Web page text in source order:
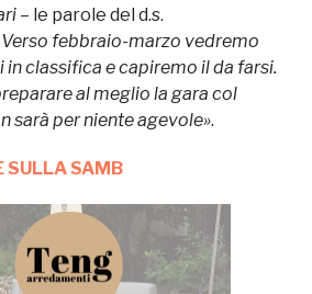
– le parole del d.s.
Verso febbraio-marzo vedremo
classifica e capiremo il da farsi.
al meglio la gara col
sarà per niente agevole».
SULLA SAMB